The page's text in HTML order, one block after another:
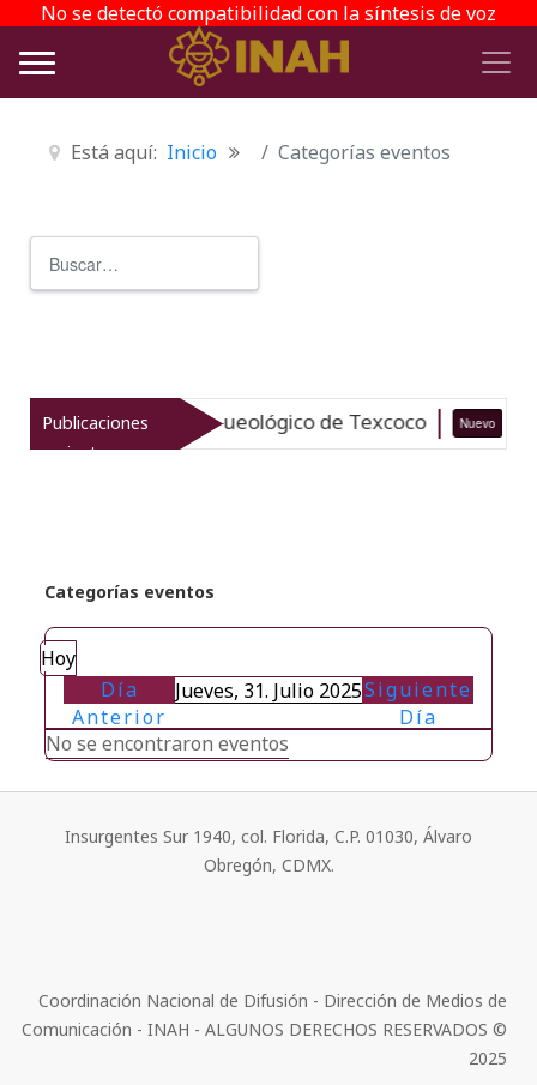
No se detectó compatibilidad con la síntesis de voz
Está aquí: Inicio Categorías eventos
Publicaciones
recientes
el patrimonio arqueológico de Texcoco Nuevo
Categorías eventos
Hoy
Día
Anterior
Jueves, 31. Julio 2025Siguiente
Día
No se encontraron eventos
Insurgentes Sur 1940, col. Florida, C.P. 01030, Álvaro
Obregón, CDMX.
Coordinación Nacional de Difusión - Dirección de Medios de
Comunicación - INAH - ALGUNOS DERECHOS RESERVADOS ©
2025